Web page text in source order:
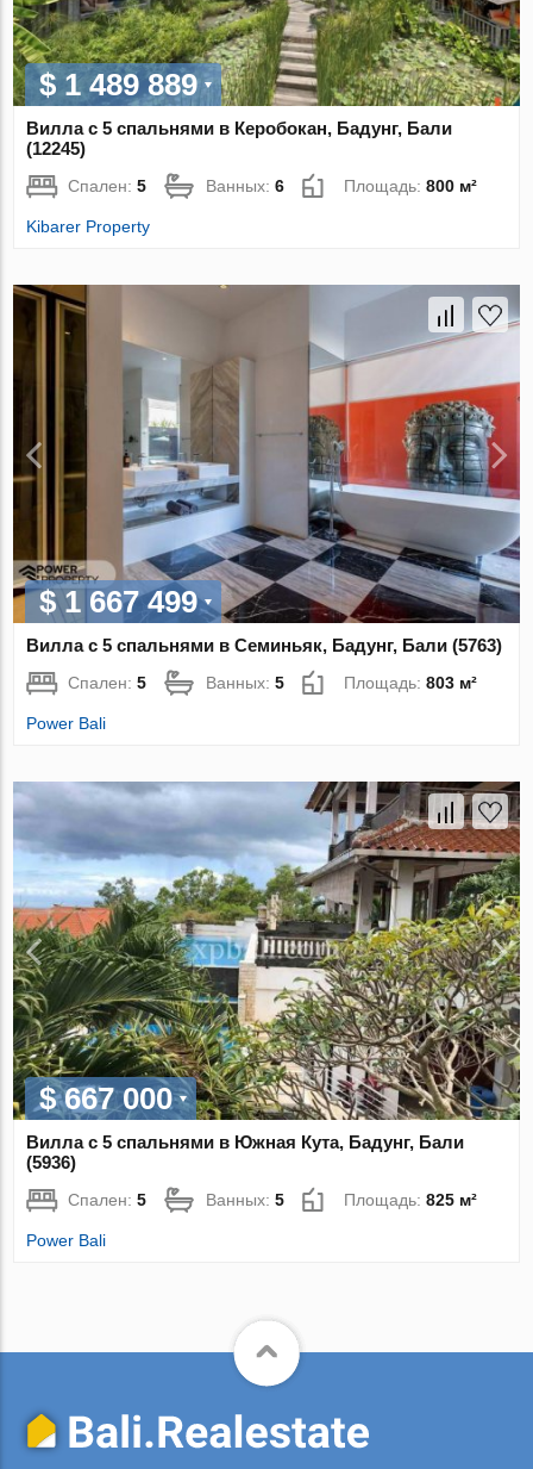
$ 1 489 889
Вилла с 5 спальнями в Керобокан, Бадунг, Бали
(12245)
Спален:5 Ванных:6 Площадь:800 м²
Kibarer Property
$ 1 667 499
Вилла с 5 спальнями в Семиньяк, Бадунг, Бали (5763)
Спален:5 Ванных:5 Площадь:803 м²
Power Bali
$ 667 000
Вилла с 5 спальнями в Южная Кута, Бадунг, Бали
(5936)
Спален:5 Ванных:5 Площадь:825 м²
Power Bali